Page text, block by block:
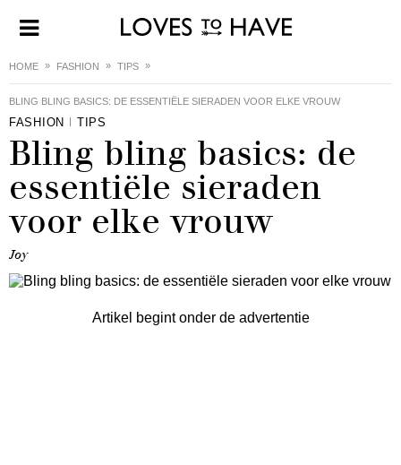
HOME FASHION TIPS
BLING BLING BASICS: DE ESSENTIËLE SIERADEN VOOR ELKE VROUW
FASHION TIPS
Bling bling basics: de
essentiële sieraden
voor elke vrouw
Joy
Artikel begint onder de advertentie